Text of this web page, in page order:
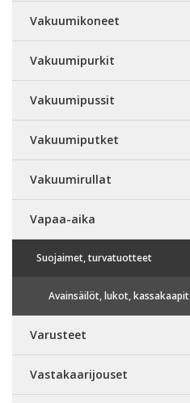
Vakuumikoneet
Vakuumipurkit
Vakuumipussit
Vakuumiputket
Vakuumirullat
Vapaa-aika
Suojaimet, turvatuotteet
Avainsäilöt, lukot, kassakaapit
Varusteet
Vastakaarijouset